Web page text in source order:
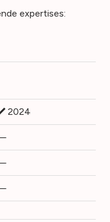
expertises:
2024